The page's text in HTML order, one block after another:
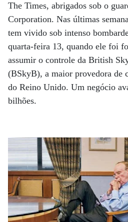
The Times, abrigados sob o
Corporation. Nas últimas
tem vivido sob intenso
quarta-feira 13, quando ele foi
assumir o controle da British
(BSkyB), a maior provedora de
do Reino Unido. Um negócio
bilhões.